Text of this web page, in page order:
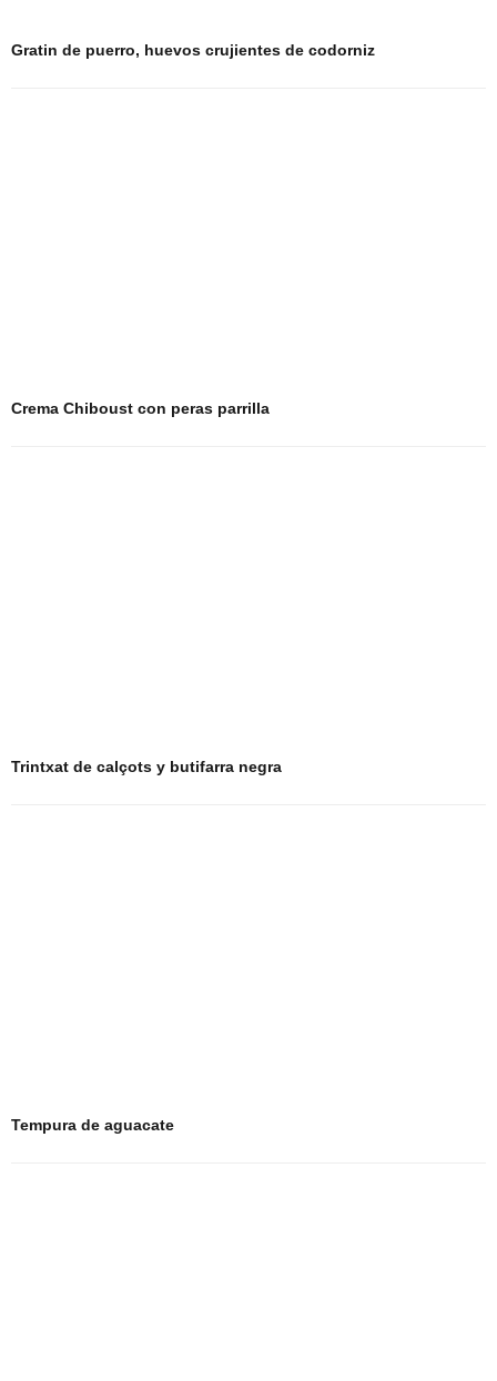
Gratin de puerro, huevos crujientes de codorniz
Crema Chiboust con peras parrilla
Trintxat de calçots y butifarra negra
Tempura de aguacate